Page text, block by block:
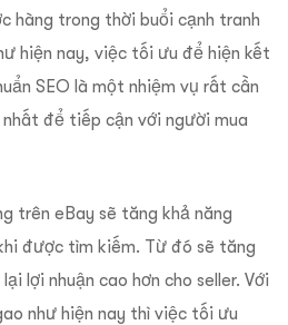
hàng trong thời buổi cạnh tranh
hiện nay, việc tối ưu để hiện kết
SEO là một nhiệm vụ rất cần
để tiếp cận với người mua
trên eBay sẽ tăng khả năng
được tìm kiếm. Từ đó sẽ tăng
lợi nhuận cao hơn cho seller. Với
như hiện nay thì việc tối ưu